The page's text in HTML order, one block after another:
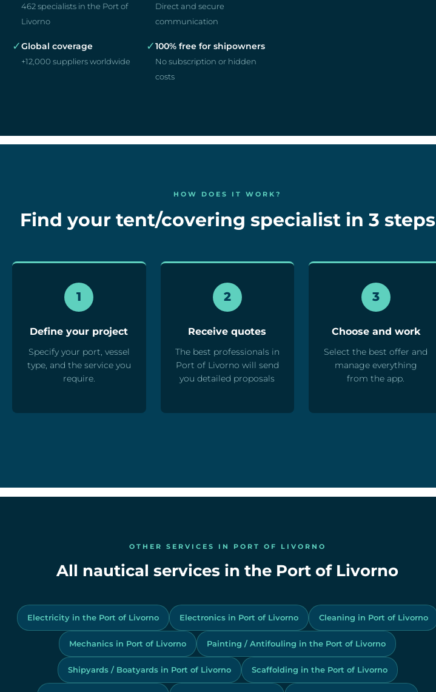
462 specialists in the Port of
Livorno
Direct and secure
communication
✓Global coverage
+12,000 suppliers worldwide
✓100% free for shipowners
No subscription or hidden
costs
HOW DOES IT WORK?
Find your tent/covering specialist in 3 steps
1
Define your project
Specify your port, vessel
type, and the service you
require.
2
Receive quotes
The best professionals in
Port of Livorno will send
you detailed proposals
3
Choose and work
Select the best offer and
manage everything
from the app.
OTHER SERVICES IN PORT OF LIVORNO
All nautical services in the Port of Livorno
Electricity in the Port of Livorno Electronics in Port of Livorno Cleaning in Port of Livorno
Mechanics in Port of Livorno Painting / Antifouling in the Port of Livorno
Shipyards / Boatyards in Port of Livorno Scaffolding in the Port of Livorno